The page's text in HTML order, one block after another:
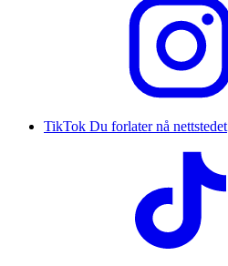
TikTok Du forlater nå nettstedet